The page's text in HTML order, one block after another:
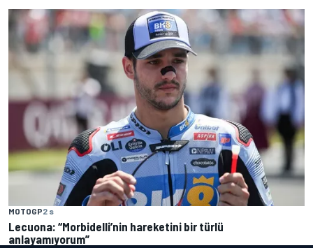
MOTOGP2 s
Lecuona: “Morbidelli’nin hareketini bir türlü
anlayamıyorum”